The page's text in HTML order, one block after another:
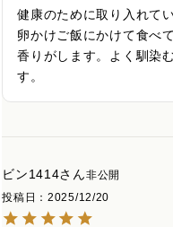
健康のために取り入れて
卵かけご飯にかけて食べ
香りがします。よく馴染
す。
ビン1414
非公開
投稿日
2025/12/20